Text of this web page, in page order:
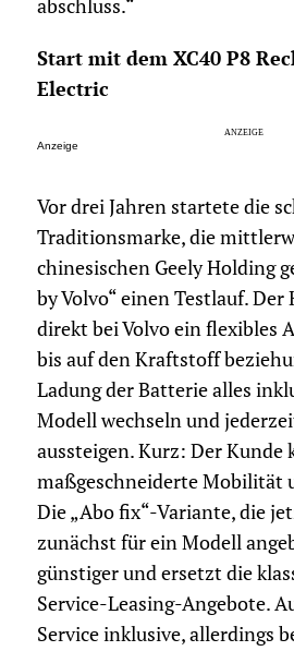
abschluss.“
Start mit dem XC40 P8
Electric
Anzeige
Vor drei Jahren startete die
Traditionsmarke, die
chinesischen Geely Holding
by Volvo“ einen Testlauf. Der
direkt bei Volvo ein flexibles
bis auf den Kraftstoff
Ladung der Batterie alles
Modell wechseln und
aussteigen. Kurz: Der Kunde
maßgeschneiderte Mobilität
Die „Abo fix“-Variante, die
zunächst für ein Modell
günstiger und ersetzt die
Service-Leasing-Angebote.
Service inklusive, allerdings